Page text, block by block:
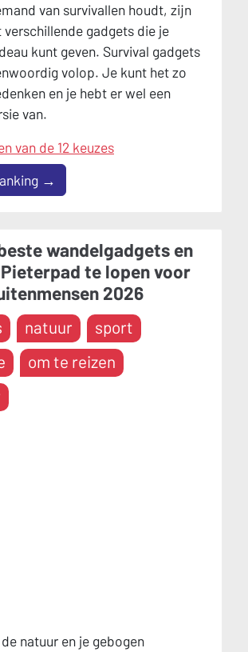
van survivallen houdt, zijn
verschillende gadgets die je
kunt geven. Survival gadgets
volop. Je kunt het zo
en je hebt er wel een
van.
van de 12 keuzes
→
wandelgadgets en
te lopen voor
2026
natuur
sport
om te reizen
natuur en je gebogen